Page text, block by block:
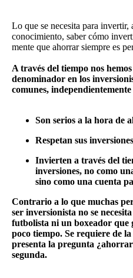
Lo que se necesita para invertir,
conocimiento, saber cómo
mente que ahorrar siempre es
A través del tiempo nos
denominador en los
comunes,
Son serios a la hora de
Respetan sus
Invierten a través del
inversiones, no como
sino como una cuenta
Contrario a lo que muchas
ser inversionista no se
futbolista ni un boxeador que
poco tiempo. Se requiere de
presenta la pregunta
segunda.